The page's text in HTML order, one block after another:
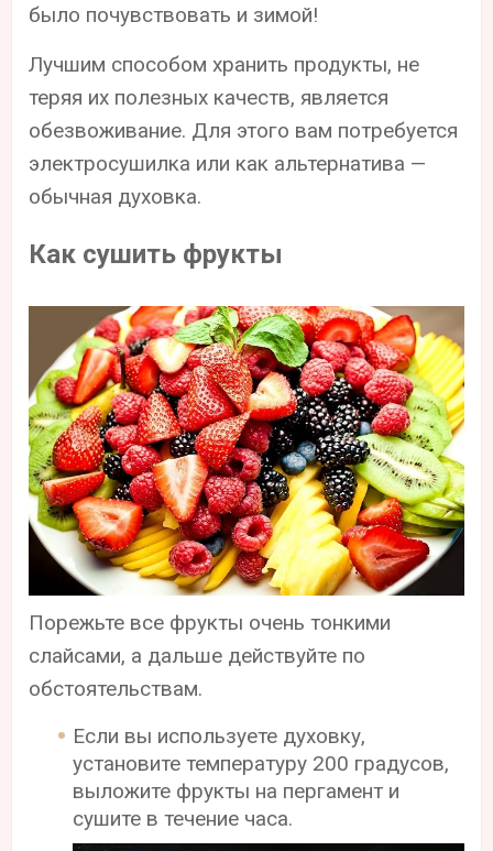
было почувствовать и зимой!
Лучшим способом хранить продукты, не
теряя их полезных качеств, является
обезвоживание. Для этого вам потребуется
электросушилка или как альтернатива —
обычная духовка.
Как сушить фрукты
Порежьте все фрукты очень тонкими
слайсами, а дальше действуйте по
обстоятельствам.
Если вы используете духовку,
установите температуру 200 градусов,
выложите фрукты на пергамент и
сушите в течение часа.